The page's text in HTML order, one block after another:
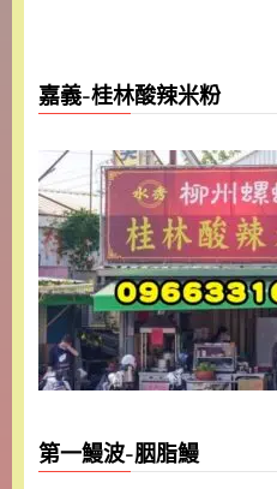
嘉義-桂林酸辣米粉
第一鰻波-胭脂鰻